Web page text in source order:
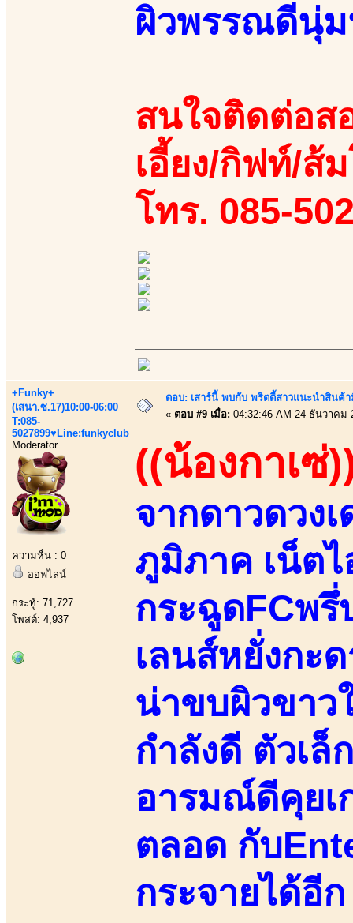
ผิวพรรณดีนุ่
สนใจติดต่อส
เอี้ยง/กิฟท์/ส้
โทร. 085-
+Funky+
(เสนา.ซ.17)10:00-06:00
T:085-
5027899♥Line:funkyclub
Moderator
ความหื่น : 0
ออฟไลน์
กระทู้: 71,727
โพสต์: 4,937
ตอบ: เสาร์นี้ พบกับ พริตตี้สาวแนะนำสินค้
« ตอบ #9 เมื่อ: 04:32:46 AM 24 ธันวาคม
((น้องกาเซ่
จากดาวดวง
ภูมิภาค เน็ต
กระฉูดFCพ
เลนส์หยั่งกะ
น่าขบผิวขาว
กำลังดี ตัวเล็
อารมณ์ดีคุยเ
ตลอด กับ
กระจายได้อีก